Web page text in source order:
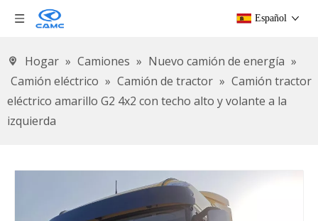
Español
Hogar » Camiones » Nuevo camión de energía »
Camión eléctrico » Camión de tractor » Camión tractor
eléctrico amarillo G2 4x2 con techo alto y volante a la
izquierda